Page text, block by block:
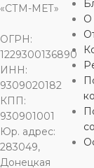
углеродистая
сталь
В
100 шт.
«СТМ-МЕТ»
ОГРН:
1229300136890
ИНН:
9309020182
КПП:
930901001
Юр. адрес:
283049,
Донецкая
О